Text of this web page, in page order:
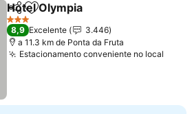
PartilharAdicionar aos favoritos
Hotel Olympia
3 Estrelas
8,9 Excelente
3.446
a 11.3 km de Ponta da Fruta
Estacionamento conveniente no local